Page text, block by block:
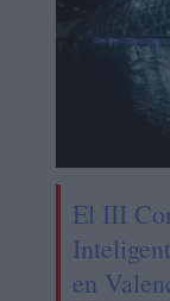
El III
en